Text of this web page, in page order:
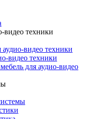
видео техники
аудио-видео техники
видео техники
для аудио-видео